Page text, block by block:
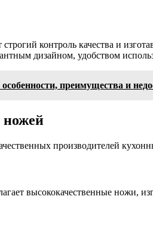
контроль качества и
дизайном, удобством
преимущества и
производителей
высококачественные ножи,